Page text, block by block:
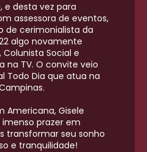
e desta vez para
assessora de eventos,
de cerimonialista da
algo novamente
Social e
na TV. O convite veio
Todo Dia que atua na
Americana, Gisele
prazer em
transformar seu sonho
e tranquilidade!